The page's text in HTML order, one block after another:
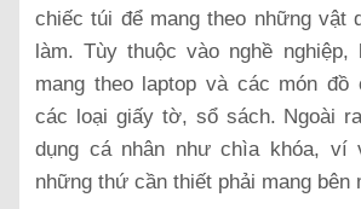
chiếc túi để mang theo những vật
làm. Tùy thuộc vào nghề nghiệp,
mang theo laptop và các món đồ
các loại giấy tờ, sổ sách. Ngoài
dụng cá nhân như chìa khóa, ví
những thứ cần thiết phải mang bên